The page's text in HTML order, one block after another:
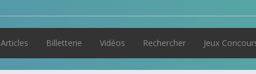
Articles Billetterie Vidéos Rechercher Jeux